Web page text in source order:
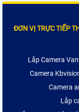
ĐƠN VỊ TRỰC TIẾP
Lắp Camera
Camera
Camera
Lắp